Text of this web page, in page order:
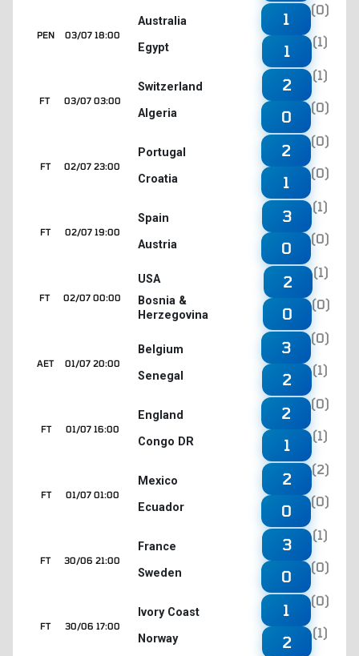
03/07 18:00
PEN
Australia
Egypt
1
(0)
1
(1)
03/07 03:00
FT
Switzerland
Algeria
2
(1)
0
(0)
02/07 23:00
FT
Portugal
Croatia
2
(0)
1
(0)
02/07 19:00
FT
Spain
Austria
3
(1)
0
(0)
02/07 00:00
FT
USA
Bosnia &
Herzegovina
2
(1)
0
(0)
01/07 20:00
AET
Belgium
Senegal
3
(0)
2
(1)
01/07 16:00
FT
England
Congo DR
2
(0)
1
(1)
01/07 01:00
FT
Mexico
Ecuador
2
(2)
0
(0)
30/06 21:00
FT
France
Sweden
3
(1)
0
(0)
30/06 17:00
FT
Ivory Coast
Norway
1
(0)
2
(1)